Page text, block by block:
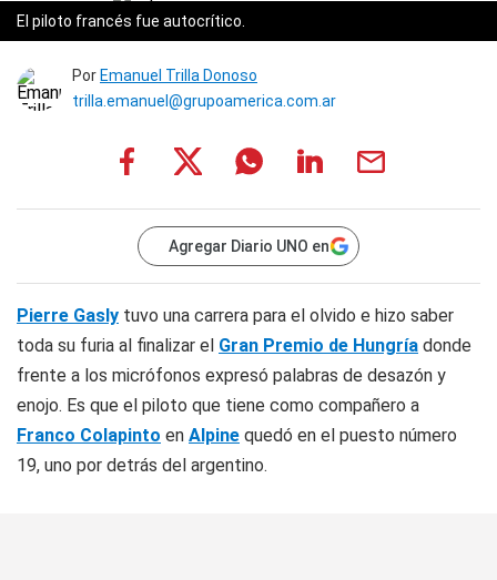
El piloto francés fue autocrítico.
Por Emanuel Trilla Donoso
trilla.emanuel@grupoamerica.com.ar
Agregar Diario UNO en
Pierre Gasly tuvo una carrera para el olvido e hizo saber
toda su furia al finalizar el Gran Premio de Hungría donde
frente a los micrófonos expresó palabras de desazón y
enojo. Es que el piloto que tiene como compañero a
Franco Colapinto en Alpine quedó en el puesto número
19, uno por detrás del argentino.